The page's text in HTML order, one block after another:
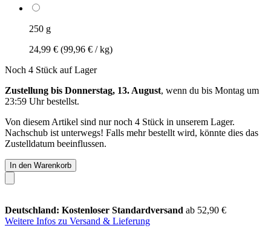
250 g
24,99 € (99,96 € / kg)
Noch 4 Stück auf Lager
Zustellung bis Donnerstag, 13. August, wenn du bis Montag um
23:59 Uhrbestellst.
Von diesem Artikel sind nur noch 4 Stück in unserem Lager.
Nachschub ist unterwegs! Falls mehr bestellt wird, könnte dies das
Zustelldatum beeinflussen.
In den Warenkorb
Deutschland: Kostenloser Standardversand ab 52,90 €
Weitere Infos zu Versand & Lieferung